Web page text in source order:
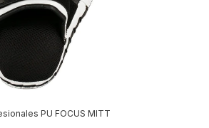
PU FOCUS MITT